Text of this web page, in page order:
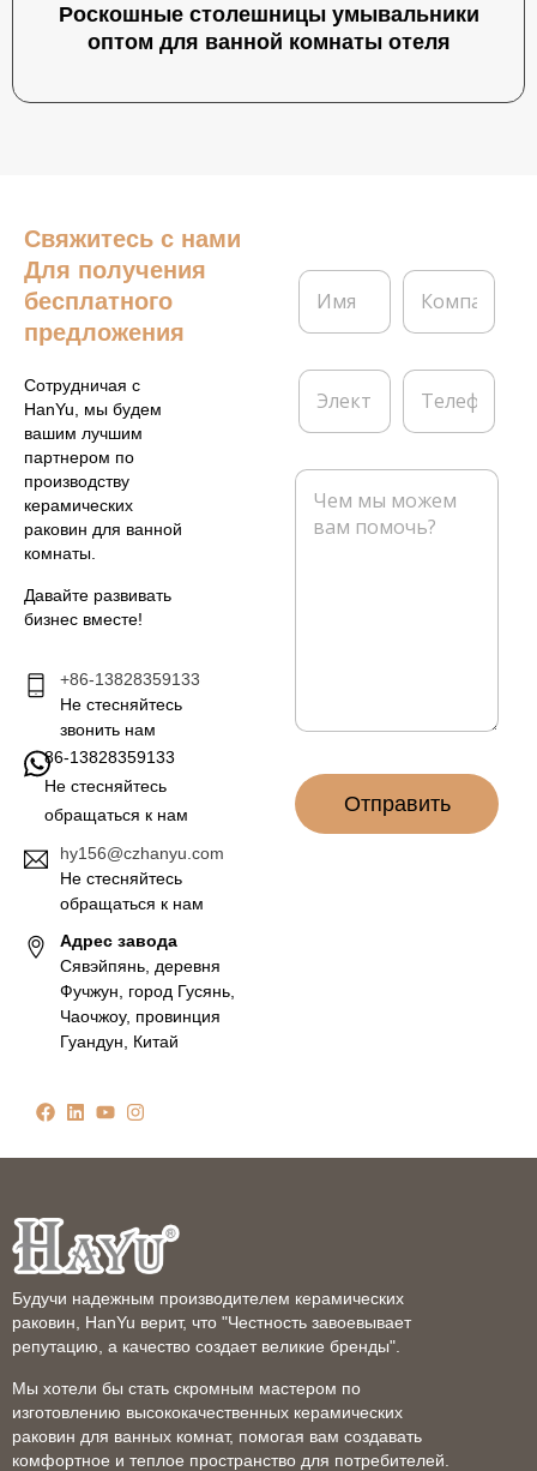
Роскошные столешницы умывальники
оптом для ванной комнаты отеля
Свяжитесь с нами
Для получения
бесплатного
предложения
Сотрудничая с
HanYu, мы будем
вашим лучшим
партнером по
производству
керамических
раковин для ванной
комнаты.
Давайте развивать
бизнес вместе!
+86-13828359133
Не стесняйтесь
звонить нам
86-13828359133
Не стесняйтесь
обращаться к нам
hy156@czhanyu.com
Не стесняйтесь
обращаться к нам
Адрес завода
Сявэйпянь, деревня
Фучжун, город Гусянь,
Чаочжоу, провинция
Гуандун, Китай
И
я
К
м
а
я
Э
е
т
а
Т
л
ф
о
н
С
Отправить
Будучи надежным производителем керамических
раковин, HanYu верит, что "Честность завоевывает
репутацию, а качество создает великие бренды".
Мы хотели бы стать скромным мастером по
изготовлению высококачественных керамических
раковин для ванных комнат, помогая вам создавать
комфортное и теплое пространство для потребителей.